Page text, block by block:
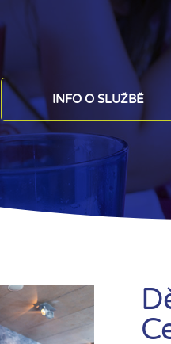
INFO O SLUŽBĚ